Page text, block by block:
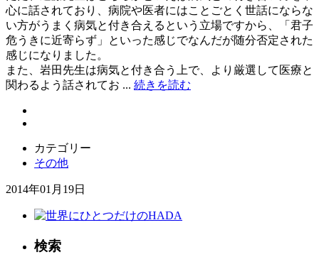
心に話されており、病院や医者にはことごとく世話にならな
い方がうまく病気と付き合えるという立場ですから、「君子
危うきに近寄らず」といった感じでなんだが随分否定された
感じになりました。
また、岩田先生は病気と付き合う上で、より厳選して医療と
関わるよう話されてお ... 続きを読む
カテゴリー
その他
2014年01月19日
検索